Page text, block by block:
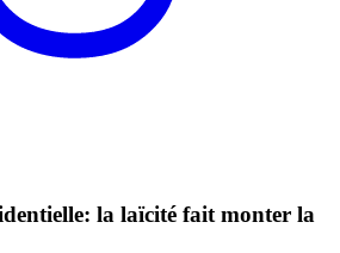
la laïcité fait monter la